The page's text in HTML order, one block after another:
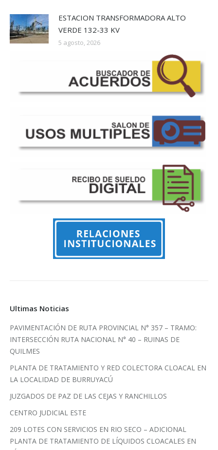
ESTACION TRANSFORMADORA ALTO
VERDE 132-33 KV
5 agosto, 2026
Ultimas Noticias
PAVIMENTACIÓN DE RUTA PROVINCIAL N° 357 – TRAMO:
INTERSECCIÓN RUTA NACIONAL N° 40 – RUINAS DE
QUILMES
PLANTA DE TRATAMIENTO Y RED COLECTORA CLOACAL EN
LA LOCALIDAD DE BURRUYACÚ
JUZGADOS DE PAZ DE LAS CEJAS Y RANCHILLOS
CENTRO JUDICIAL ESTE
209 LOTES CON SERVICIOS EN RIO SECO – ADICIONAL
PLANTA DE TRATAMIENTO DE LÍQUIDOS CLOACALES EN